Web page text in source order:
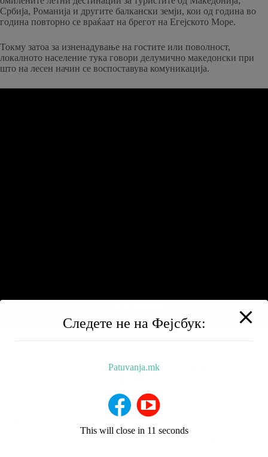
Србија, Романија и другите балкански земји, кои од година во
година повторно се враќаат на брегот на Егејското Море.
Toкму затоа за изненадување на гостите или поволност,
локалното население тука говори делумично македонски при
што на лесен начин се воспоставува комуникација.
BALKAN TRIP
НИЗ МАКЕДОНИЈА
Следете не на Фејсбук:
Patuvanja.mk
This will close in 10 seconds